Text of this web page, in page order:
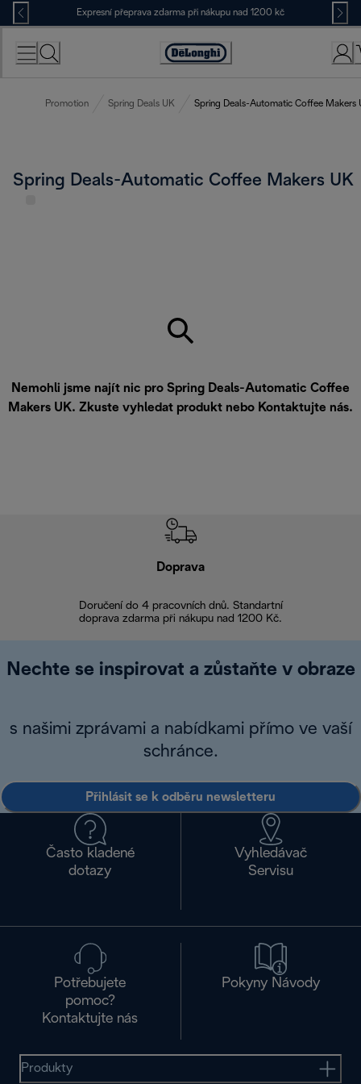
Skip
to
Content
Expresní přeprava zdarma při nákupu nad 1200 kč
Accessibility
Promotion Spring Deals UK Spring Deals-Automatic Coffee Makers
Spring Deals-Automatic Coffee Makers UK
Nemohli jsme najít nic pro Spring Deals-Automatic Coffee
Makers UK. Zkuste vyhledat produkt nebo Kontaktujte nás.
Doprava
Doručení do 4 pracovních dnů. Standartní
doprava zdarma při nákupu nad 1200 Kč.
Nechte se inspirovat a zůstaňte v obraze
s našimi zprávami a nabídkami přímo ve vaší
schránce.
Přihlásit se k odběru newsletteru
Často kladené
dotazy
Vyhledávač
Servisu
Potřebujete
pomoc?
Kontaktujte nás
Pokyny Návody
Produkty